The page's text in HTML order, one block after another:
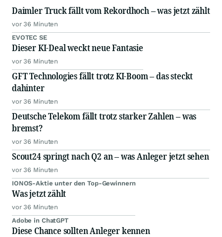
Daimler Truck fällt vom Rekordhoch – was jetzt zählt
vor 36 Minuten
EVOTEC SE
Dieser KI-Deal weckt neue Fantasie
vor 36 Minuten
GFT Technologies fällt trotz KI-Boom – das steckt
dahinter
vor 36 Minuten
Deutsche Telekom fällt trotz starker Zahlen – was
bremst?
vor 36 Minuten
Scout24 springt nach Q2 an – was Anleger jetzt sehen
vor 36 Minuten
IONOS-Aktie unter den Top-Gewinnern
Was jetzt zählt
vor 36 Minuten
Adobe in ChatGPT
Diese Chance sollten Anleger kennen